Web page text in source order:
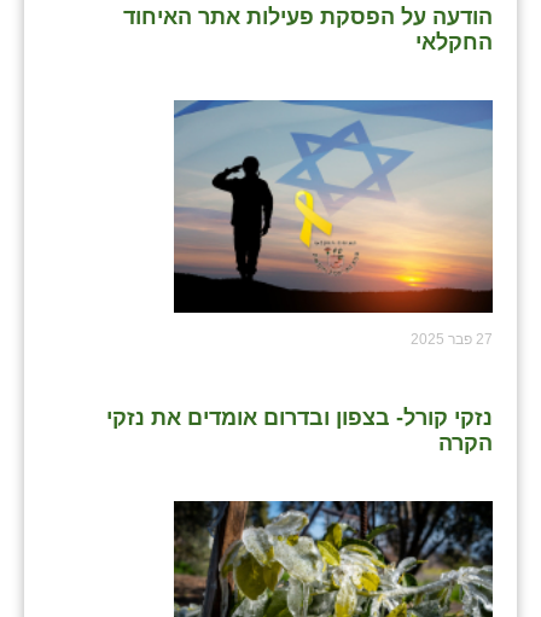
הודעה על הפסקת פעילות אתר האיחוד
החקלאי
27 פבר 2025
נזקי קורל- בצפון ובדרום אומדים את נזקי
הקרה
שדה ורבורג
שדה צבי
בוסתן הגליל